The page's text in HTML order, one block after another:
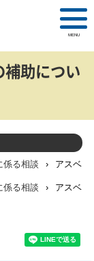
MENU
助につい
係る相談 ›
アスベ
係る相談 ›
アスベ